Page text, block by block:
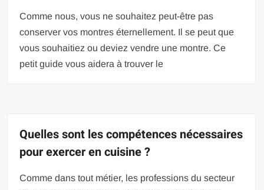
Comme nous, vous ne souhaitez peut-être pas
conserver vos montres éternellement. Il se peut que
vous souhaitiez ou deviez vendre une montre. Ce
petit guide vous aidera à trouver le
Quelles sont les compétences nécessaires
pour exercer en cuisine ?
Comme dans tout métier, les professions du secteur